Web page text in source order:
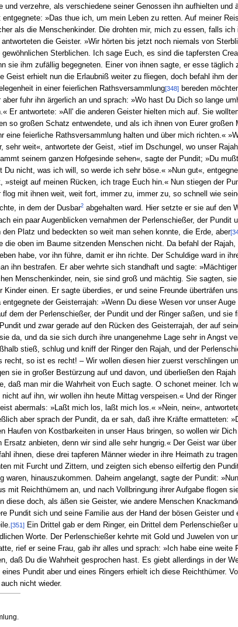
und verzehre, als verschiedene seiner Genossen ihn aufhielten
entgegnete: »Das thue ich, um mein Leben zu retten. Auf meiner
als die Menschenkinder. Die drohten mir, mich zu essen, falls
die Geister. »Wir hörten bis jetzt noch niemals von
Sterblichen. Ich sage Euch, es sind die tapfersten
sie ihm zufällig begegneten. Einer von ihnen sagte, er esse
Geist erhielt nun die Erlaubniß weiter zu fliegen, doch befahl ihm
in einer feierlichen Rathsversammlung[348]bereden
fuhr ihn ärgerlich an und sprach: »Wo hast Du Dich so lange
Er antwortete: »All' die anderen Geister hielten mich auf. Sie
so großen Schatz entwendete, und als ich ihnen von Eurer
eine feierliche Rathsversammlung halten und über mich richten.«
sehr weit«, antwortete der Geist, »tief im Dschungel, wo unser
seinem ganzen Hofgesinde sehen«, sagte der Pundit; »Du
Du nicht, was ich will, so werde ich sehr böse.« »Nun gut«,
»steigt auf meinen Rücken, ich trage Euch hin.« Nun stiegen der
flog mit ihnen weit, weit fort, immer zu, immer zu, so schnell wie
in dem der Dusbar2abgehalten ward. Hier setzte er sie auf den
ein paar Augenblicken vernahmen der Perlenschießer, der
den Platz und bedeckten so weit man sehen konnte, die Erde, aber
die oben im Baume sitzenden Menschen nicht. Da befahl der
habe, vor ihn führe, damit er ihn richte. Der Schuldige ward in
ihn bestrafen. Er aber wehrte sich standhaft und sagte:
Menschenkinder, nein, sie sind groß und mächtig. Sie sagten,
Kinder einen. Er sagte überdies, er und seine Freunde überträfen
entgegnete der Geisterrajah: »Wenn Du diese Wesen vor unser
dem der Perlenschießer, der Pundit und der Ringer saßen, und
und zwar gerade auf den Rücken des Geisterrajah, der auf
da, und da sie sich durch ihre unangenehme Lage sehr in Angst
stieß, schlug und kniff der Ringer den Rajah, und der
recht, so ist es recht! – Wir wollen diesen hier zuerst verschlingen
sie in großer Bestürzung auf und davon, und überließen den
daß man mir die Wahrheit von Euch sagte. O schonet meiner. Ich
nicht auf ihn, wir wollen ihn heute Mittag verspeisen.« Und der
abermals: »Laßt mich los, laßt mich los.« »Nein, nein«,
aber sprach der Pundit, da er sah, daß ihre Kräfte ermatteten:
Haufen von Kostbarkeiten in unser Haus bringen, so wollen wir
Ersatz anbieten, denn wir sind alle sehr hungrig.« Der Geist war
ihnen, diese drei tapferen Männer wieder in ihre Heimath zu
mit Furcht und Zittern, und zeigten sich ebenso eilfertig den
waren, hinauszukommen. Daheim angelangt, sagte der Pundit:
mit Reichthümern an, und nach Vollbringung ihrer Aufgabe flogen
diese doch, als äßen sie Geister, wie andere Menschen
Pundit sich und seine Familie aus der Hand der bösen Geister
[351]Ein Drittel gab er dem Ringer, ein Drittel dem Perlenschießer
Worte. Der Perlenschießer kehrte mit Gold und Juwelen von
rief er seine Frau, gab ihr alles und sprach: »Ich habe eine
daß Du die Wahrheit gesprochen hast. Es giebt allerdings in der
Pundit aber und eines Ringers erhielt ich diese Reichthümer.
nicht wieder.